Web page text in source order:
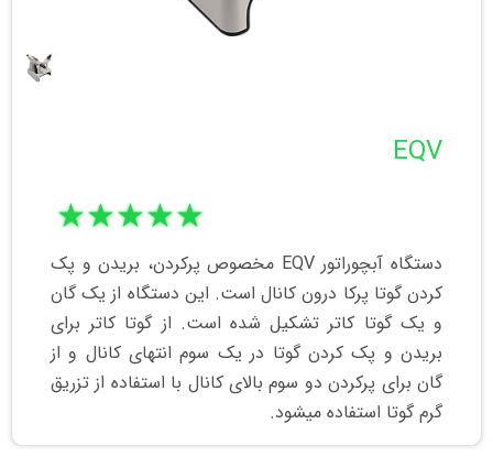
EQV
★★★★★
دستگاه آبچوراتور EQV مخصوص پرکردن، بریدن و پک
کردن گوتا پرکا درون کانال است. این دستگاه از یک گان
و یک گوتا کاتر تشکیل شده است. از گوتا کاتر برای
بریدن و پک کردن گوتا در یک سوم انتهای کانال و از
گان برای پرکردن دو سوم بالای کانال با استفاده از تزریق
گرم گوتا استفاده میشود.